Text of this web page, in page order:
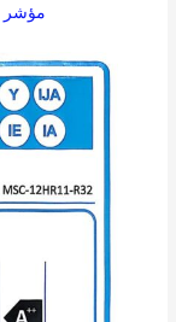
مؤشر